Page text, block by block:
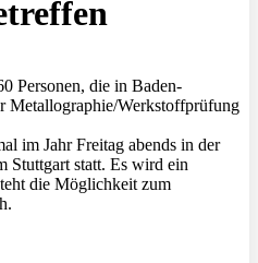
Personen, die in Baden-
Metallographie/Werkstoffprüfung
im Jahr Freitag abends in der
Stuttgart statt. Es wird ein
die Möglichkeit zum